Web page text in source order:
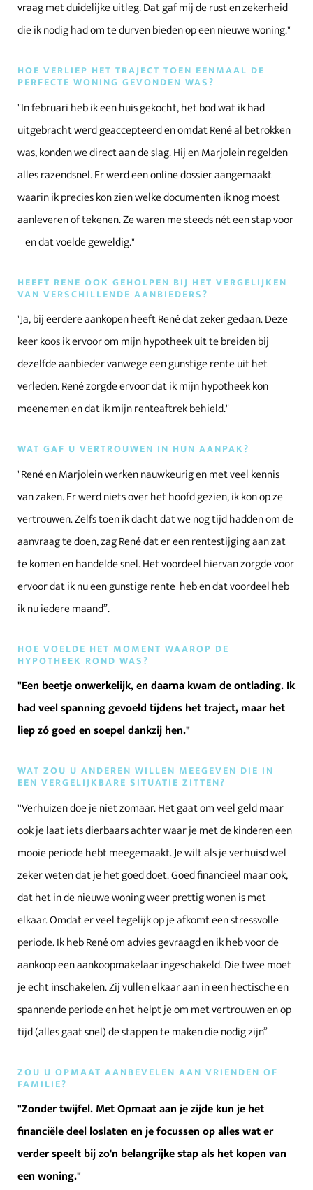
vraag met duidelijke uitleg. Dat gaf mij de rust en zekerheid
die ik nodig had om te durven bieden op een nieuwe woning."
HOE VERLIEP HET TRAJECT TOEN EENMAAL DE
PERFECTE WONING GEVONDEN WAS?
"In februari heb ik een huis gekocht, het bod wat ik had
uitgebracht werd geaccepteerd en omdat René al betrokken
was, konden we direct aan de slag. Hij en Marjolein regelden
alles razendsnel. Er werd een online dossier aangemaakt
waarin ik precies kon zien welke documenten ik nog moest
aanleveren of tekenen. Ze waren me steeds nét een stap voor
– en dat voelde geweldig."
HEEFT RENE OOK GEHOLPEN BIJ HET VERGELIJKEN
VAN VERSCHILLENDE AANBIEDERS?
"Ja, bij eerdere aankopen heeft René dat zeker gedaan. Deze
keer koos ik ervoor om mijn hypotheek uit te breiden bij
dezelfde aanbieder vanwege een gunstige rente uit het
verleden. René zorgde ervoor dat ik mijn hypotheek kon
meenemen en dat ik mijn renteaftrek behield."
WAT GAF U VERTROUWEN IN HUN AANPAK?
"René en Marjolein werken nauwkeurig en met veel kennis
van zaken. Er werd niets over het hoofd gezien, ik kon op ze
vertrouwen. Zelfs toen ik dacht dat we nog tijd hadden om de
aanvraag te doen, zag René dat er een rentestijging aan zat
te komen en handelde snel. Het voordeel hiervan zorgde voor
ervoor dat ik nu een gunstige rente heb en dat voordeel heb
ik nu iedere maand”.
HOE VOELDE HET MOMENT WAAROP DE
HYPOTHEEK ROND WAS?
"Een beetje onwerkelijk, en daarna kwam de ontlading. Ik
had veel spanning gevoeld tijdens het traject, maar het
liep zó goed en soepel dankzij hen."
WAT ZOU U ANDEREN WILLEN MEEGEVEN DIE IN
EEN VERGELIJKBARE SITUATIE ZITTEN?
''Verhuizen doe je niet zomaar. Het gaat om veel geld maar
ook je laat iets dierbaars achter waar je met de kinderen een
mooie periode hebt meegemaakt. Je wilt als je verhuisd wel
zeker weten dat je het goed doet. Goed financieel maar ook,
dat het in de nieuwe woning weer prettig wonen is met
elkaar. Omdat er veel tegelijk op je afkomt een stressvolle
periode. Ik heb René om advies gevraagd en ik heb voor de
aankoop een aankoopmakelaar ingeschakeld. Die twee moet
je echt inschakelen. Zij vullen elkaar aan in een hectische en
spannende periode en het helpt je om met vertrouwen en op
tijd (alles gaat snel) de stappen te maken die nodig zijn”
ZOU U OPMAAT AANBEVELEN AAN VRIENDEN OF
FAMILIE?
"Zonder twijfel. Met Opmaat aan je zijde kun je het
financiële deel loslaten en je focussen op alles wat er
verder speelt bij zo'n belangrijke stap als het kopen van
een woning."